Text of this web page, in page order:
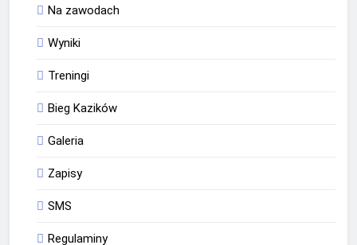
Na zawodach
Wyniki
Treningi
Bieg Kazików
Galeria
Zapisy
SMS
Regulaminy